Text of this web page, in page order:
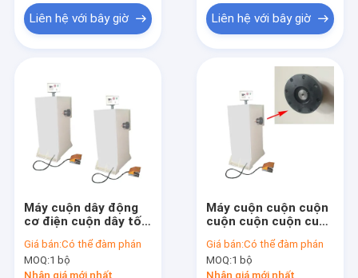
Liên hệ với bây giờ Liên hệ với bây giờ
Máy cuộn dây động
cơ điện cuộn dây tốc
Giá bán:Có thể đàm phán
MOQ:1 bộ
Nhận giá mới nhất
Máy cuộn cuộn cuộn
cuộn cuộn cuộn cuộn
cuộn
Giá bán:Có thể đàm phán
MOQ:1 bộ
Nhận giá mới nhất